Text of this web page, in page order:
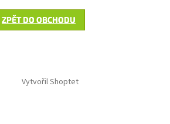
ZPĚT DO OBCHODU
Vytvořil Shoptet